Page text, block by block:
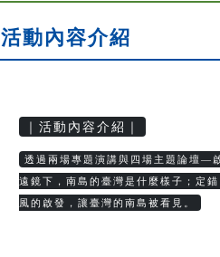
活動內容介紹
｜活動內容介紹｜
透過兩場專題演講與四場主題論壇—
遠鏡下，南島的臺灣是什麼樣子；定
風的啟發，讓臺灣的南島被看見。